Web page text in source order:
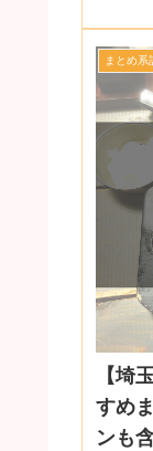
まとめ系
【埼
すめ
ンも